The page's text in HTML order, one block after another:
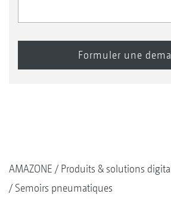
AMAZONE Produits & solutions
Semoirs pneumatiques